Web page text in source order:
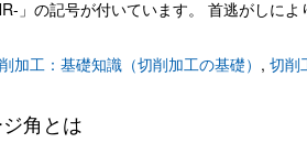
」の記号が付いています。 首逃がしによ
加工：基礎知識（切削加工の基礎） , 切削
角とは